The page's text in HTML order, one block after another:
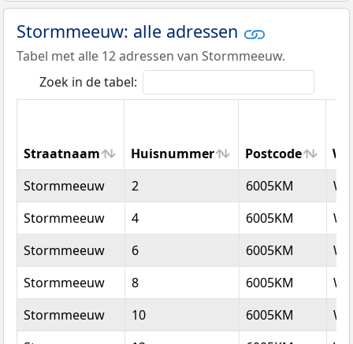
Stormmeeuw: alle adressen
Tabel met alle 12 adressen van Stormmeeuw.
Zoek in de tabel:
Straatnaam Huisnummer Postcode
Straatnaam
Huisnummer Postcode
Stormmeeuw 2 6005KM
Stormmeeuw
4 6005KM
Stormmeeuw
6 6005KM
Stormmeeuw
8 6005KM
Stormmeeuw
10 6005KM